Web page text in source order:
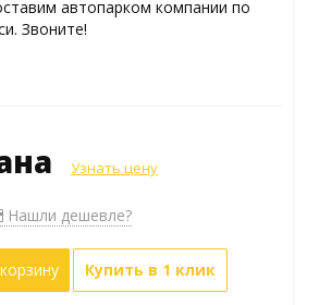
автопарком компании по
Звоните!
Узнать цену
Нашли дешевле?
Купить в 1 клик